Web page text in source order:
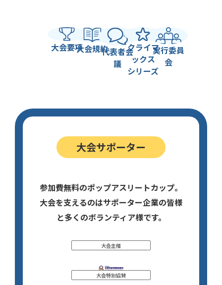
大会要項大会規約代表者会
議
クライマ
ックス
シリーズ
実行委員
会
大会サポーター
参加費無料のポップアスリートカップ。
大会を支えるのはサポーター企業の皆様
と多くのボランティア様です。
大会主催
大会特別協賛